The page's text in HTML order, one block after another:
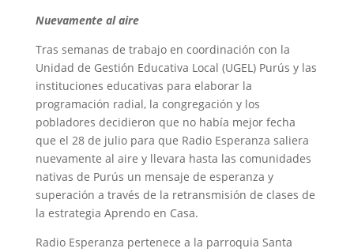
Nuevamente al aire
Tras semanas de trabajo en coordinación con la
Unidad de Gestión Educativa Local (UGEL) Purús y las
instituciones educativas para elaborar la
programación radial, la congregación y los
pobladores decidieron que no había mejor fecha
que el 28 de julio para que Radio Esperanza saliera
nuevamente al aire y llevara hasta las comunidades
nativas de Purús un mensaje de esperanza y
superación a través de la retransmisión de clases de
la estrategia Aprendo en Casa.
Radio Esperanza pertenece a la parroquia Santa